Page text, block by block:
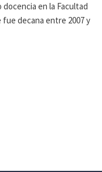
en la Facultad
fue decana entre 2007 y